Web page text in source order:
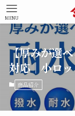
MENU
【厚みが選
対応｜小ロ
商品紹介